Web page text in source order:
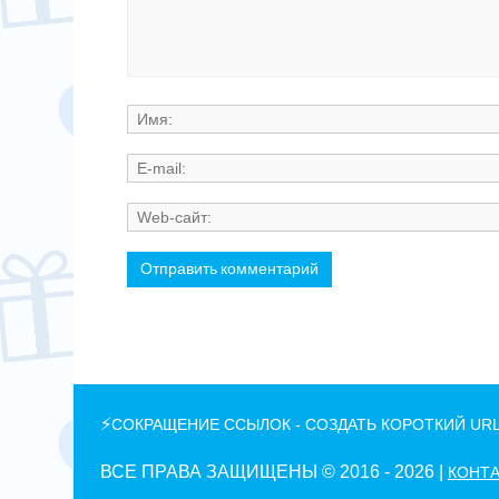
⚡СОКРАЩЕНИЕ ССЫЛОК - СОЗДАТЬ КОРОТКИЙ URL
ВСЕ ПРАВА ЗАЩИЩЕНЫ © 2016 - 2026 |